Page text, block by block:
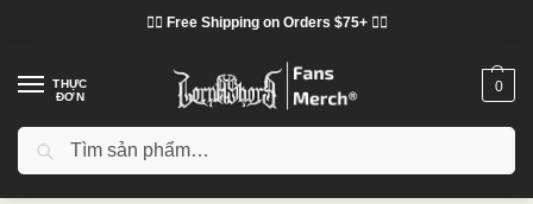
❤️‍🔥 Free Shipping on Orders $75+ ❤️‍🔥
THỰC
ĐƠN
0
Thẻ chơi Lorna Shore